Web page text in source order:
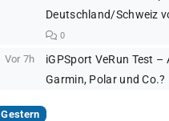
Deutschland/Schweiz
0
Vor 7h
iGPSport VeRun Test
Garmin, Polar und Co.?
Gestern